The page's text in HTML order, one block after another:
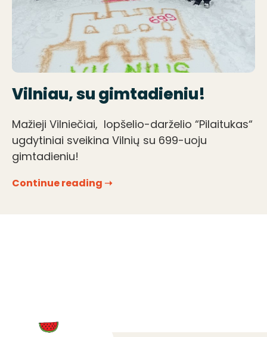
Vilniau, su gimtadieniu!
Mažieji Vilniečiai, lopšelio-darželio “Pilaitukas“
ugdytiniai sveikina Vilnių su 699-uoju
gimtadieniu!
Continue reading ➝